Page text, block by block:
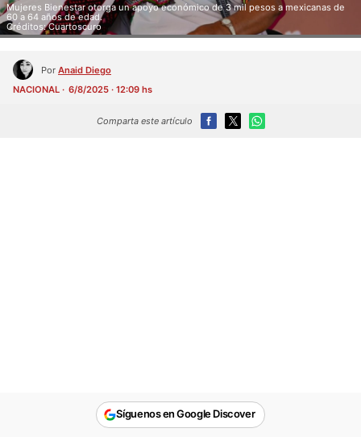
Mujeres Bienestar otorga un apoyo económico de 3 mil pesos a mexicanas de
60 a 64 años de edad.
Créditos: Cuartoscuro
Por Anaid Diego
NACIONAL
6/8/2025 · 12:09 hs
Comparta este artículo
Síguenos en Google Discover